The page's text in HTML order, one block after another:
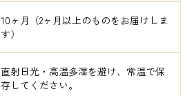
10ヶ月（2ヶ月以上のものをお届けしま
す）
直射日光・高温多湿を避け、常温で保
存してください。